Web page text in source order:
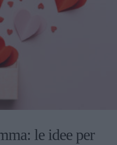
le idee per